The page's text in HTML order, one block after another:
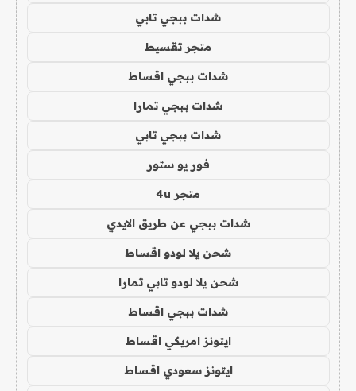
شدات ببجي تابي
متجر تقسيط
شدات ببجي اقساط
شدات ببجي تمارا
شدات ببجي تابي
فور يو ستور
متجر 4u
شدات ببجي عن طريق الايدي
شحن يلا لودو اقساط
شحن يلا لودو تابي تمارا
شدات ببجي اقساط
ايتونز امريكي اقساط
ايتونز سعودي اقساط